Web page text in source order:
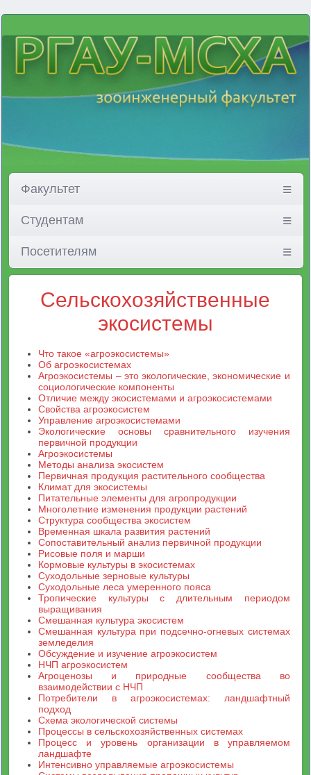
Факультет
Студентам
Посетителям
Сельскохозяйственные
экосистемы
Что такое «агроэкосистемы»
Об агроэкосистемах
Агроэкосистемы – это экологические, экономические и
социологические компоненты
Отличие между экосистемами и агроэкосистемами
Свойства агроэкосистем
Управление агроэкосистемами
Экологические основы сравнительного изучения
первичной продукции
Агроэкосистемы
Методы анализа экосистем
Первичная продукция растительного сообщества
Климат для экосистемы
Питательные элементы для агропродукции
Многолетние изменения продукции растений
Структура сообщества экосистем
Временная шкала развития растений
Сопоставительный анализ первичной продукции
Рисовые поля и марши
Кормовые культуры в экосистемах
Суходольные зерновые культуры
Суходольные леса умеренного пояса
Тропические культуры с длительным периодом
выращивания
Смешанная культура экосистем
Смешанная культура при подсечно-огневых системах
земледелия
Обсуждение и изучение агроэкосистем
НЧП агроэкосистем
Агроценозы и природные сообщества во
взаимодействии с НЧП
Потребители в агроэкосистемах: ландшафтный
подход
Схема экологической системы
Процессы в сельскохозяйственных системах
Процесс и уровень организации в управляемом
ландшафте
Интенсивно управляемые агроэкосистемы